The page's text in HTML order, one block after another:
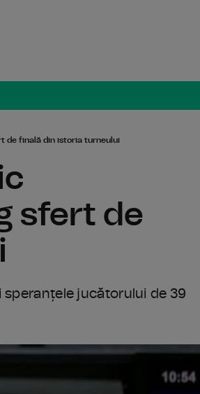
de finală din istoria turneului
sfert de
jucătorului de 39